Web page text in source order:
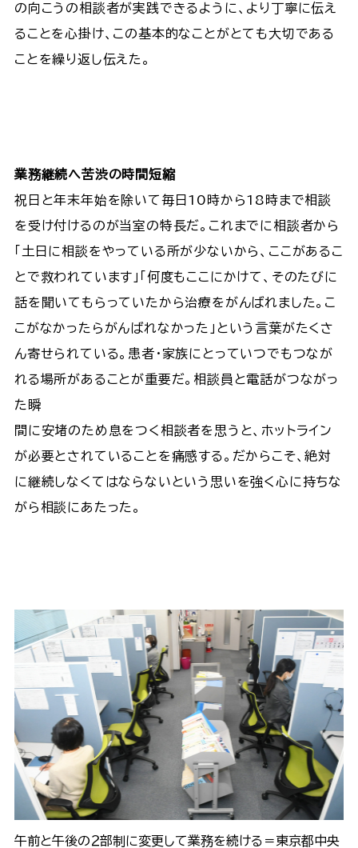
の向こうの相談者が実践できるように、より丁寧に伝え
ることを心掛け、この基本的なことがとても大切である
ことを繰り返し伝えた。
業務継続へ苦渋の時間短縮
祝日と年末年始を除いて毎日10時から18時まで相談
を受け付けるのが当室の特長だ。これまでに相談者から
「土日に相談をやっている所が少ないから、ここがあるこ
とで救われています」「何度もここにかけて、そのたびに
話を聞いてもらっていたから治療をがんばれました。こ
こがなかったらがんばれなかった」という言葉がたくさ
ん寄せられている。患者・家族にとっていつでもつなが
れる場所があることが重要だ。相談員と電話がつながっ
た瞬
間に安堵のため息をつく相談者を思うと、ホットライン
が必要とされていることを痛感する。だからこそ、絶対
に継続しなくてはならないという思いを強く心に持ちな
がら相談にあたった。
午前と午後の２部制に変更して業務を続ける＝東京都中央